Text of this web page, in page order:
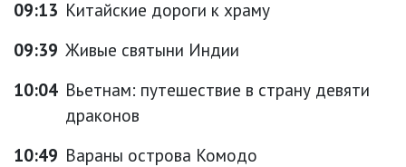
09:13 Китайские дороги к храму
09:39 Живые святыни Индии
10:04 Вьетнам: путешествие в страну девяти
драконов
10:49 Вараны острова Комодо